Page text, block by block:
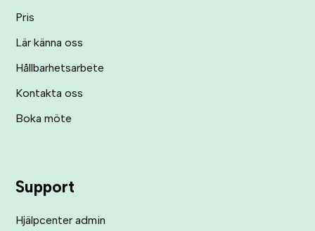
Pris
Lär känna oss
Hållbarhetsarbete
Kontakta oss
Boka möte
Support
Hjälpcenter admin